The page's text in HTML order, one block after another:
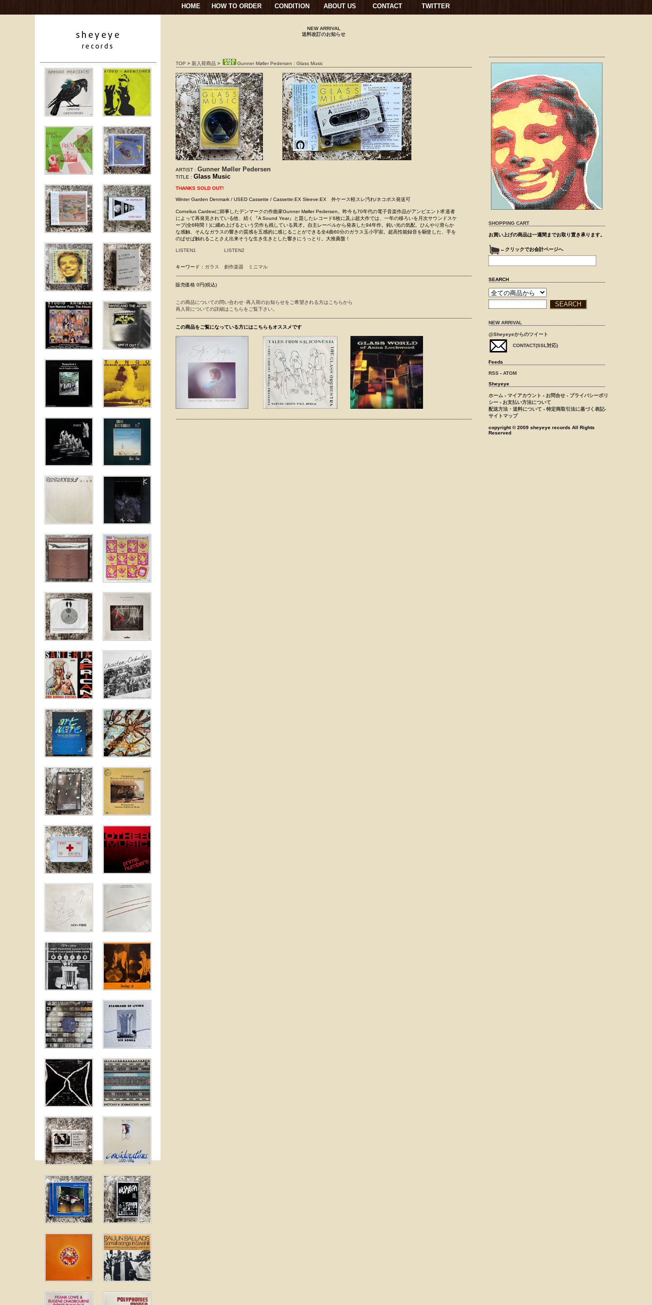
HOME HOW TO ORDER CONDITION ABOUT US CONTACT TWITTER
NEW ARRIVAL
送料改訂のお知らせ
TOP > 新入荷商品 > Gunner Møller Pedersen : Glass Music
ARTIST : Gunner Møller Pedersen
TITLE : Glass Music
THANKS SOLD OUT!
Winter Garden Denmark / USED Cassette / Cassette:EX Sleeve:EX 外ケース軽スレ汚れ/ネコポス発送可
Cornelius Cardewに師事したデンマークの作曲家Gunner Møller Pedersen。昨今も70年代の電子音楽作品がアンビエント求道者
によって再発見されている他、続く『A Sound Year』と題したレコード6枚に及ぶ超大作では、一年の移ろいを月次サウンドスケ
ープ(全6時間！)に纏め上げるという労作も残している異才。自主レーベルから発表した94年作。鈍い光の気配、ひんやり滑らか
な感触、そんなガラスの響きの質感を五感的に感じることができる全4曲60分のガラス玉小宇宙。超高性能録音を駆使した、手を
のばせば触れることさえ出来そうな生き生きとした響きにうっとり。大推薦盤！
LISTEN1 LISTEN2
キーワード： ガラス 創作楽器 ミニマル
販売価格 0円(税込)
この商品についての問い合わせ･再入荷のお知らせをご希望される方はこちらから
再入荷についての詳細はこちらをご覧下さい。
この商品をご覧になっている方にはこちらもオススメです
SHOPPING CART
お買い上げの商品は一週間までお取り置き承ります。
←クリックでお会計ページへ
SEARCH
NEW ARRIVAL
@Sheyeyeからのツイート
CONTACT(SSL対応)
Feeds
RSS - ATOM
Sheyeye
ホーム - マイアカウント - お問合せ - プライバシーポリ
シー - お支払い方法について
配送方法・送料について - 特定商取引法に基づく表記-
サイトマップ
copyright © 2009 sheyeye records All Rights
Reserved